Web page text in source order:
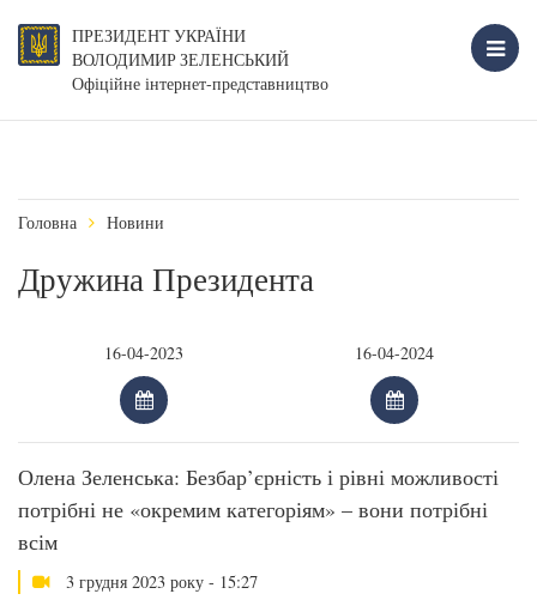
ПРЕЗИДЕНТ УКРАЇНИ
ВОЛОДИМИР ЗЕЛЕНСЬКИЙ
Офіційне інтернет-представництво
Головна Новини
Дружина Президента
Олена Зеленська: Безбар’єрність і рівні можливості
потрібні не «окремим категоріям» – вони потрібні
всім
3 грудня 2023 року - 15:27